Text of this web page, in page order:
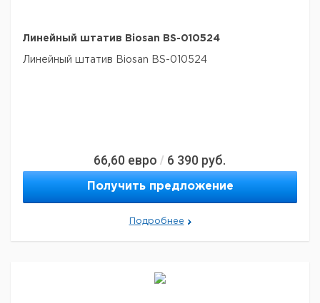
Линейный штатив Biosan BS-010524
Линейный штатив Biosan BS-010524
66,60 евро / 6 390 руб.
Получить предложение
Подробнее